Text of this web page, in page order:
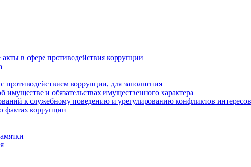
в сфере противодействия коррупции
коррупции, для заполнения
имуществе и обязательствах имущественного характера
к служебному поведению и урегулированию конфликтов интересов
фактах коррупции